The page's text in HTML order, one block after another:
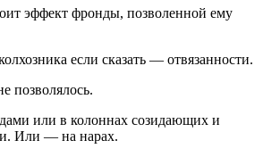
эффект фронды, позволенной ему
если сказать — отвязанности.
позволялось.
или в колоннах созидающих и
Или — на нарах.